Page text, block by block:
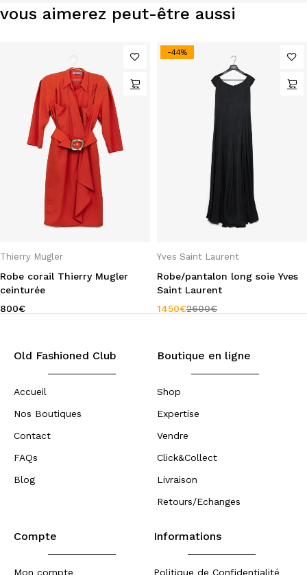
vous aimerez peut-être aussi
Thierry Mugler
Robe corail Thierry Mugler
ceinturée
800€
-44%
Yves Saint Laurent
Robe/pantalon long soie Yves
Saint Laurent
2600€
1450€
Old Fashioned Club
Accueil
Nos Boutiques
Contact
FAQs
Blog
Boutique en ligne
Shop
Expertise
Vendre
Click&Collect
Livraison
Retours/Echanges
Compte
Mon compte
Informations
Politique de Confidentialité